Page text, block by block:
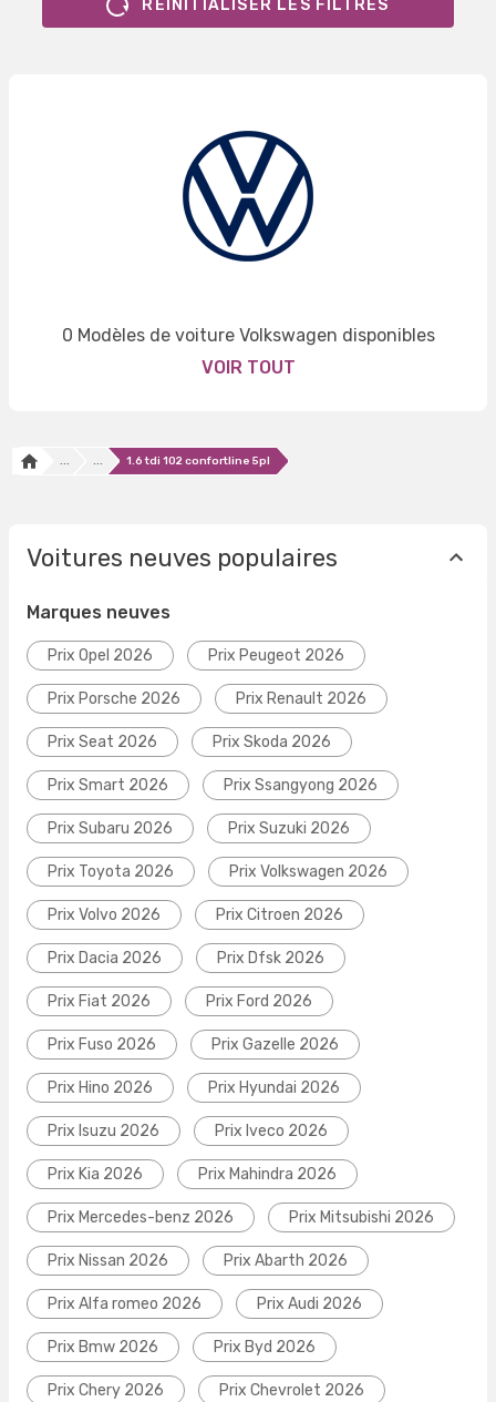
RÉINITIALISER LES FILTRES
0 Modèles de voiture Volkswagen disponibles
VOIR TOUT
... ... 1.6 tdi 102 confortline 5pl
Voitures neuves populaires
Marques neuves
Prix Opel 2026 Prix Peugeot 2026
Prix Porsche 2026 Prix Renault 2026
Prix Seat 2026 Prix Skoda 2026
Prix Smart 2026 Prix Ssangyong 2026
Prix Subaru 2026 Prix Suzuki 2026
Prix Toyota 2026 Prix Volkswagen 2026
Prix Volvo 2026 Prix Citroen 2026
Prix Dacia 2026 Prix Dfsk 2026
Prix Fiat 2026 Prix Ford 2026
Prix Fuso 2026 Prix Gazelle 2026
Prix Hino 2026 Prix Hyundai 2026
Prix Isuzu 2026 Prix Iveco 2026
Prix Kia 2026 Prix Mahindra 2026
Prix Mercedes-benz 2026 Prix Mitsubishi 2026
Prix Nissan 2026 Prix Abarth 2026
Prix Alfa romeo 2026 Prix Audi 2026
Prix Bmw 2026 Prix Byd 2026
Prix Chery 2026 Prix Chevrolet 2026